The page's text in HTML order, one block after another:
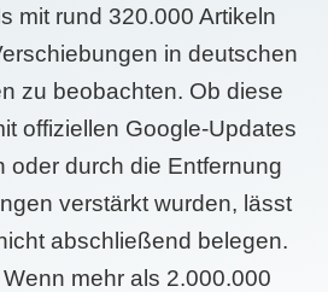
mit rund 320.000 Artikeln
in deutschen
zu beobachten. Ob diese
offiziellen Google-Updates
oder durch die Entfernung
verstärkt wurden, lässt
abschließend belegen.
mehr als 2.000.000